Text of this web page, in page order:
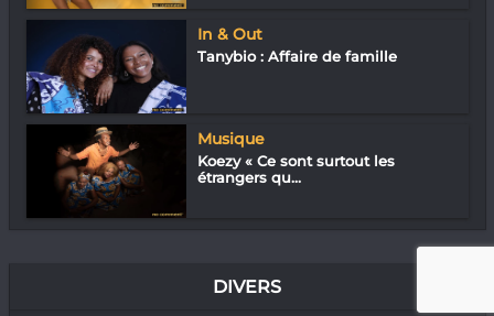
In & Out
Tanybio : Affaire de famille
Musique
Koezy « Ce sont surtout les
étrangers qu...
DIVERS